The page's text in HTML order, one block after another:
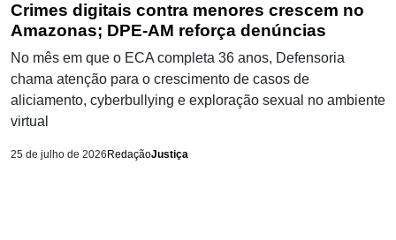
Crimes digitais contra menores crescem no
Amazonas; DPE-AM reforça denúncias
No mês em que o ECA completa 36 anos, Defensoria
chama atenção para o crescimento de casos de
aliciamento, cyberbullying e exploração sexual no ambiente
virtual
25 de julho de 2026 RedaçãoJustiça